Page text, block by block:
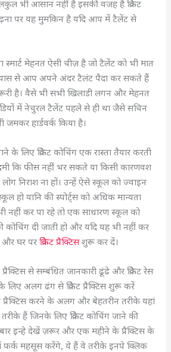
भी आसान नहीं है इसकी वजह है क्रिकेट
पर यह मुमकिन है यदि आप में टैलेंट से
मेहनत ऐसी चीज़ है जो टैलेंट को भी मात
से आप अपने अंदर टैलंट पैदा कर सकते हैं
है। वैसे भी सभी खिलाडी लगन और मेहनत
में नेचुरल टैलेंट पहले से ही था जैसे सचिन
हार्डवर्क किया है।
के लिए क्रिकेट कोचिंग एक रास्ता तैयार करती
कि फीस नहीं भर सकते या किसी कारणवश
निराश ना हों। उन्हें ऐसे स्कूल को ज्वाइन
हो यानि की स्पोर्ट्स को अधिक मान्यता
नहीं कर पा रहे तो एक साधारण स्कूल को
कोचिंग दी जाती हो और यदि यह भी नहीं कर
और घर परक्रिकेट प्रैक्टिसशुरू कर दें।
से सम्बंधित जानकारी ढूंढे और क्रिकेट रेस
अलग ढंग से क्रिकेट प्रैक्टिस शुरू करें
करने के अलग और बेहतरीन तरीके यहां
हैं जिनके लिए क्रिकेट कोचिंग जाने की
इन्हे देखें ज़रूर और एक महीने के प्रैक्टिस के
महसूस करेंगे, ये हैं वे तरीके इनपे क्लिक